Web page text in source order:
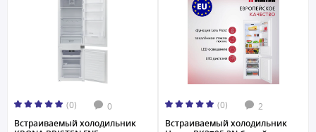
(0) 0
Встраиваемый холодильник
(0) 2
Встраиваемый холодильник